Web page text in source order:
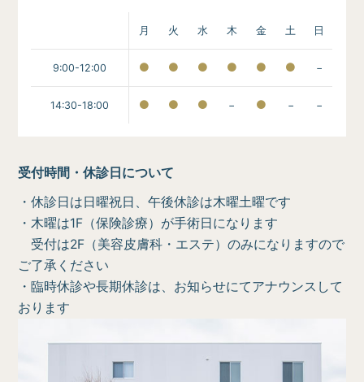
月 火 水 木 金 土 日
9:00-12:00 −
14:30-18:00 − − −
受付時間・休診日について
・休診日は日曜祝日、午後休診は木曜土曜です
・木曜は1F（保険診療）が手術日になります
受付は2F（美容皮膚科・エステ）のみになりますので
ご了承ください
・臨時休診や長期休診は、お知らせにてアナウンスして
おります